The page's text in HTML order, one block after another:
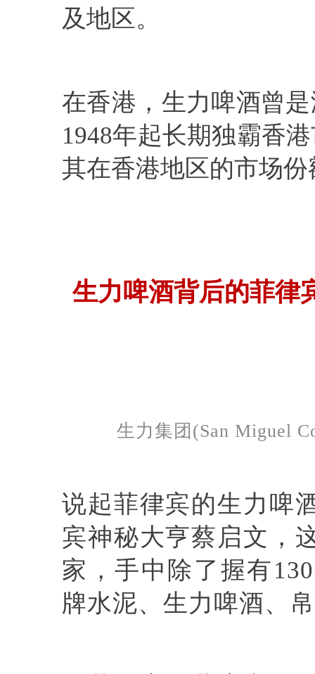
及地区。
在香港，生力啤酒曾
1948年起长期独霸香
其在香港地区的市场份
生力啤酒背后的菲律
生力集团(San Miguel
说起菲律宾的生力啤
宾神秘大亨蔡启文，
家，手中除了握有
牌水泥、生力啤酒、